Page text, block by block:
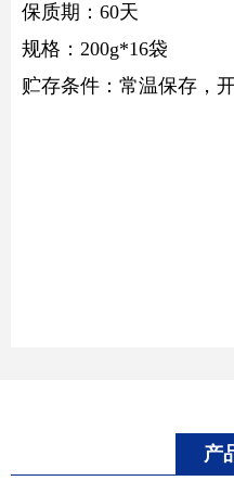
保质期：60天
规格：200g*16袋
贮存条件：常温保存，
产